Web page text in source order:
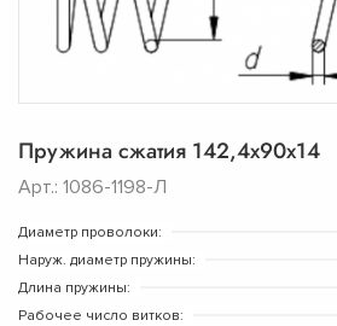
Пружина сжатия 142,4х90х14
Арт.: 1086-1198-Л
Диаметр проволоки:
Наруж. диаметр пружины:
Длина пружины:
Рабочее число витков: